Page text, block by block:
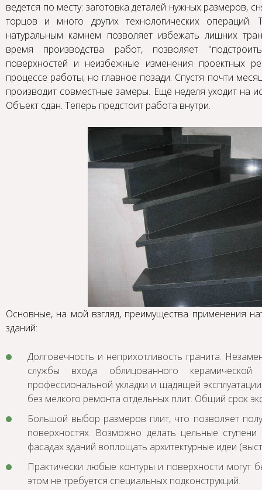
ведется по месту: заготовка деталей нужных размеров,
торцов и много других технологических операций.
натуральным камнем позволяет избежать лишних
время производства работ, позволяет
поверхностей и неизбежные изменения проектных
процессе работы, но главное позади. Спустя почти
производит совместные замеры. Ещё неделя уходит на
Объект сдан. Теперь предстоит работа внутри.
Основные, на мой взгляд, преимущества применения
зданий:
Долговечность и неприхотливость гранита.
службы входа облицованного
профессиональной укладки и щадящей
без мелкого ремонта отдельных плит. Общий срок
Большой выбор размеров плит, что позволяет
поверхностях. Возможно делать цельные
фасадах зданий воплощать архитектурные идеи
Практически любые контуры и поверхности могут
этом не требуется специальных подконструкций.